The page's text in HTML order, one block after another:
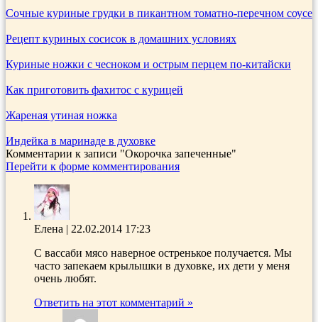
Сочные куриные грудки в пикантном томатно-перечном соусе
Рецепт куриных сосисок в домашних условиях
Куриные ножки с чесноком и острым перцем по-китайски
Как приготовить фахитос с курицей
Жареная утиная ножка
Индейка в маринаде в духовке
Комментарии к записи "Окорочка запеченные"
Перейти к форме комментирования
Елена | 22.02.2014 17:23
С вассаби мясо наверное остренькое получается. Мы
часто запекаем крылышки в духовке, их дети у меня
очень любят.
Ответить на этот комментарий »